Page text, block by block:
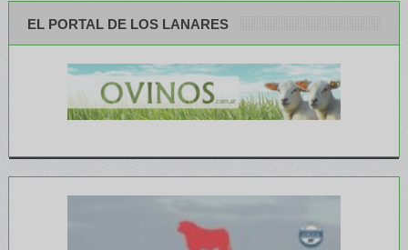
EL PORTAL DE LOS LANARES